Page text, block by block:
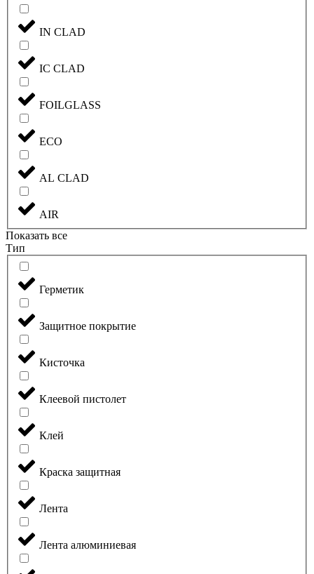
IN CLAD
IC CLAD
FOILGLASS
ECO
AL CLAD
AIR
Показать все
Тип
Герметик
Защитное покрытие
Кисточка
Клеевой пистолет
Клей
Краска защитная
Лента
Лента алюминиевая